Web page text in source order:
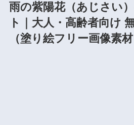
雨の紫陽花（あじさい
ト｜大人・高齢者向け
（塗り絵フリー画像素材